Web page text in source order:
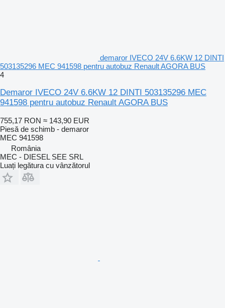
demaror IVECO 24V 6.6KW 12 DINTI
503135296 MEC 941598 pentru autobuz Renault AGORA BUS
4
Demaror IVECO 24V 6.6KW 12 DINTI 503135296 MEC
941598 pentru autobuz Renault AGORA BUS
755,17 RON ≈ 143,90 EUR
Piesă de schimb - demaror
MEC 941598
România
MEC - DIESEL SEE SRL
Luați legătura cu vânzătorul